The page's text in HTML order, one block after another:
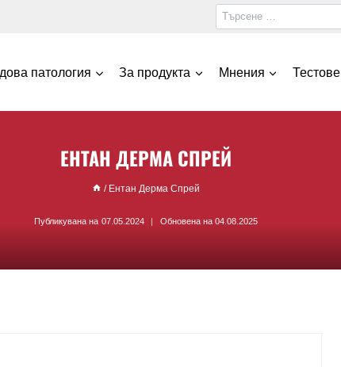
патология За продукта Мнения Тестове
ЕНТАН ДЕРМА СПРЕЙ
/ Ентан Дерма Спрей
Публикувана на 07.05.2024 Обновена на 04.08.2025